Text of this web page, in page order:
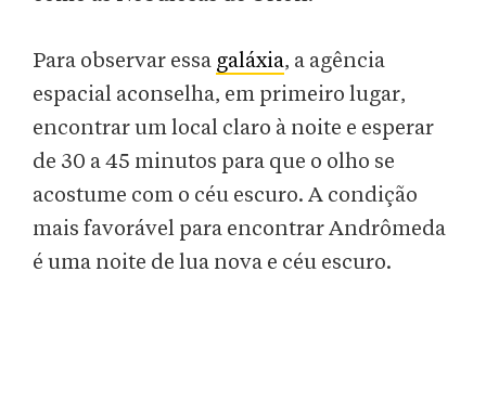
Para observar essa galáxia, a agência
espacial aconselha, em primeiro lugar,
encontrar um local claro à noite e esperar
de 30 a 45 minutos para que o olho se
acostume com o céu escuro. A condição
mais favorável para encontrar Andrômeda
é uma noite de lua nova e céu escuro.